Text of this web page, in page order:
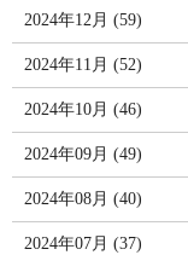
2024年12月 (59)
2024年11月 (52)
2024年10月 (46)
2024年09月 (49)
2024年08月 (40)
2024年07月 (37)